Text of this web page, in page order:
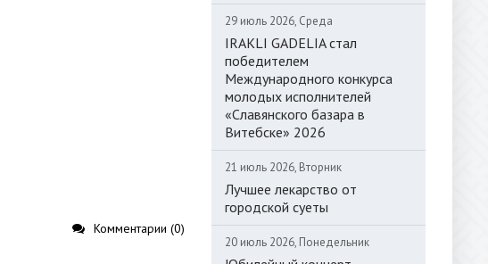
Комментарии (0)
29 июль 2026, Среда
IRAKLI GADELIA стал
победителем
Международного конкурса
молодых исполнителей
«Славянского базара в
Витебске» 2026
21 июль 2026, Вторник
Лучшее лекарство от
городской суеты
20 июль 2026, Понедельник